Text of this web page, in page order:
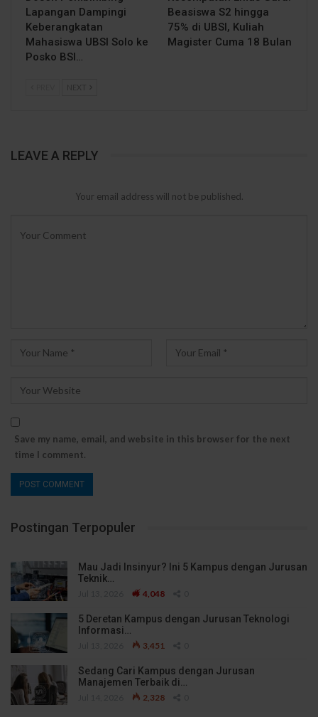
Lapangan Dampingi
Keberangkatan
Mahasiswa UBSI Solo ke
Posko BSI…
Beasiswa S2 hingga
75% di UBSI, Kuliah
Magister Cuma 18 Bulan
NEXT
LEAVE A REPLY
Your email address will not be published.
Save my name, email, and website in this browser for the next
time I comment.
Postingan Terpopuler
Mau Jadi Insinyur? Ini 5 Kampus dengan Jurusan
Teknik…
4,048
5 Deretan Kampus dengan Jurusan Teknologi
Informasi…
3,451
Sedang Cari Kampus dengan Jurusan
Manajemen Terbaik di…
2,328